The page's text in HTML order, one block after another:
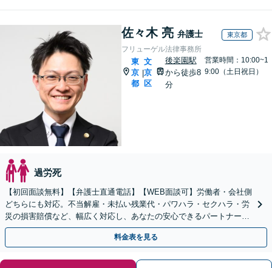
佐々木 亮 弁護士 東京都
フリューゲル法律事務所
東
京
都
|
文
京
区
後楽園駅
から徒歩8
分
営業時間：10:00~1
9:00（土日祝日）
過労死
【初回面談無料】【弁護士直通電話】【WEB面談可】労働者・会社側
どちらにも対応。不当解雇・未払い残業代・パワハラ・セクハラ・労
災の損害賠償など、幅広く対応し、あなたの安心できるパートナーと
して迅速サポート【休日・夜間・当日相談に対応】
料金表を見る